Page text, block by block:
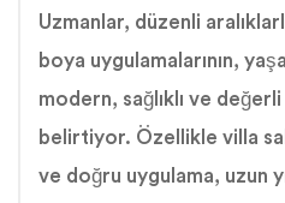
Uzmanlar, düzenli
boya uygulamalarının,
modern, sağlıklı ve
belirtiyor. Özellikle villa
ve doğru uygulama, uzun